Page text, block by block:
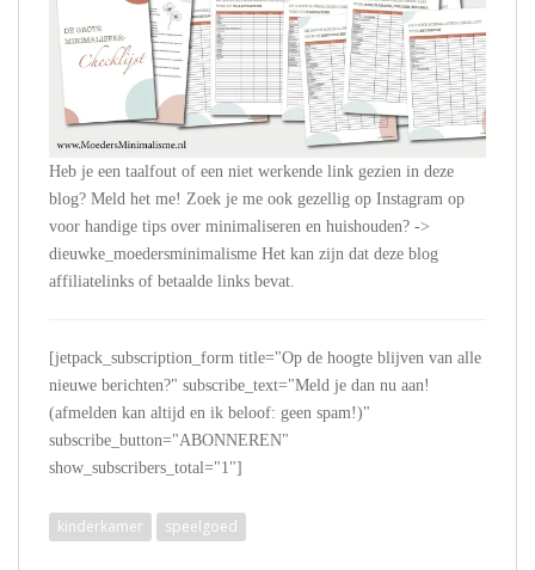
Heb je een taalfout of een niet werkende link gezien in deze
blog? Meld het me! Zoek je me ook gezellig op Instagram op
voor handige tips over minimaliseren en huishouden? ->
dieuwke_moedersminimalisme Het kan zijn dat deze blog
affiliatelinks of betaalde links bevat.
[jetpack_subscription_form title="Op de hoogte blijven van alle
nieuwe berichten?" subscribe_text="Meld je dan nu aan!
(afmelden kan altijd en ik beloof: geen spam!)"
subscribe_button="ABONNEREN"
show_subscribers_total="1"]
kinderkamer speelgoed